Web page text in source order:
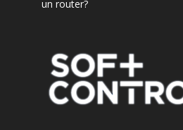
un router?